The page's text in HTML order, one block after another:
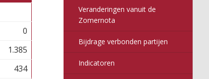
Veranderingen vanuit de
Zomernota
Bijdrage verbonden partijen
Indicatoren
0
1.385
434